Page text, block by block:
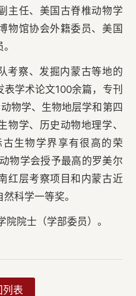
主任、美国古脊椎动物学
物馆协会外籍委员、美国
考察、发掘内蒙古等地的
学术论文100余篇，专刊
物学、生物地层学和第四
物学、历史动物地理学、
生物学界享有很高的荣
物学会授予最高的罗美尔
红层考察项目和内蒙古近
科学一等奖。
院士（学部委员）。
列表